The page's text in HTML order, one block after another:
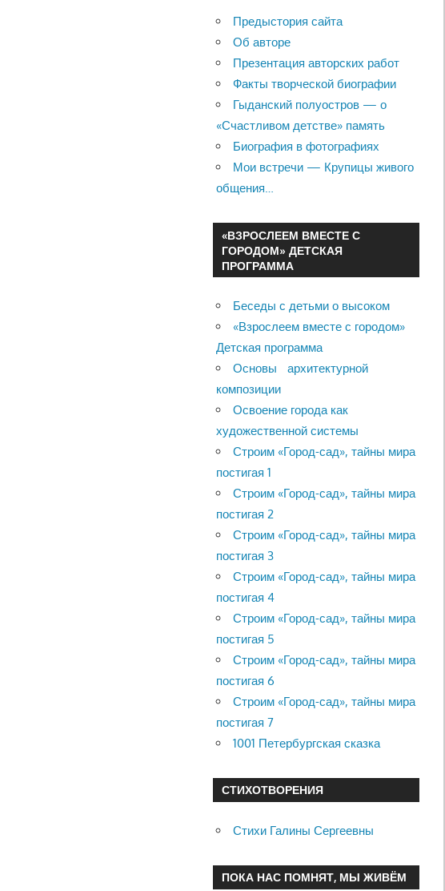
Предыстория сайта
Об авторе
Презентация авторских работ
Факты творческой биографии
Гыданский полуостров — о
«Счастливом детстве» память
Биография в фотографиях
Мои встречи — Крупицы живого
общения…
«ВЗРОСЛЕЕМ ВМЕСТЕ С
ГОРОДОМ» ДЕТСКАЯ
ПРОГРАММА
Беседы с детьми о высоком
«Взрослеем вместе с городом»
Детская программа
Основы архитектурной
композиции
Освоение города как
художественной системы
Строим «Город-сад», тайны мира
постигая 1
Строим «Город-сад», тайны мира
постигая 2
Строим «Город-сад», тайны мира
постигая 3
Строим «Город-сад», тайны мира
постигая 4
Строим «Город-сад», тайны мира
постигая 5
Строим «Город-сад», тайны мира
постигая 6
Строим «Город-сад», тайны мира
постигая 7
1001 Петербургская сказка
СТИХОТВОРЕНИЯ
Стихи Галины Сергеевны
ПОКА НАС ПОМНЯТ, МЫ ЖИВЁМ